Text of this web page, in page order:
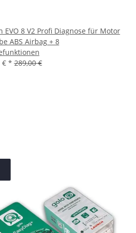
EVO 8 V2 Profi Diagnose für Motor
ABS Airbag + 8
€ * 289,00 €